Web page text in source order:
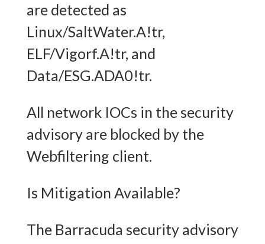
are detected as
Linux/SaltWater.A!tr,
ELF/Vigorf.A!tr, and
Data/ESG.ADA0!tr.
All network IOCs in the security
advisory are blocked by the
Webfiltering client.
Is Mitigation Available?
The Barracuda security advisory